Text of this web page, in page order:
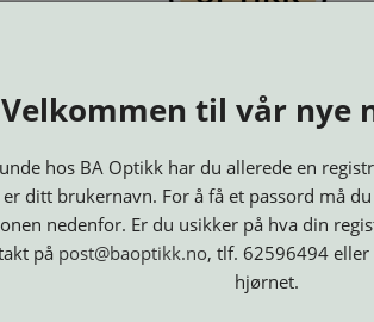
Lesebriller
Luper og
Velkommen til vår nye
hos BA Optikk har du allerede en
ditt brukernavn. For å få et passord må
nedenfor. Er du usikker på hva din
på post@baoptikk.no, tlf. 62596494 eller
hjørnet.